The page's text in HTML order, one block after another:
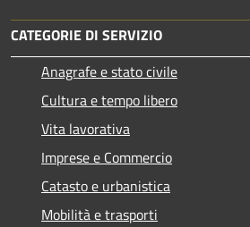
CATEGORIE DI SERVIZIO
Anagrafe e stato civile
Cultura e tempo libero
Vita lavorativa
Imprese e Commercio
Catasto e urbanistica
Mobilità e trasporti